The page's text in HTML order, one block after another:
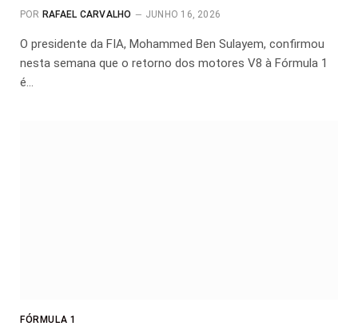
POR RAFAEL CARVALHO JUNHO 16, 2026
O presidente da FIA, Mohammed Ben Sulayem, confirmou
nesta semana que o retorno dos motores V8 à Fórmula 1
é…
FÓRMULA 1